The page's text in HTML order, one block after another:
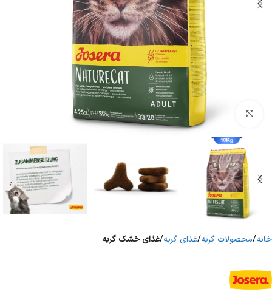
برای بزرگنمایی کلیک کنید
خانه محصولات گربه غذای گربه غذای خشک گربه